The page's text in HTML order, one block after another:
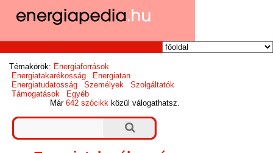
Témakörök: Energiaforrások
Energiatakarékosság
Energiatan
Energiatudatosság
Személyek
Szolgáltatók
Támogatások
Egyéb
Már642 szócikk közül válogathatsz.